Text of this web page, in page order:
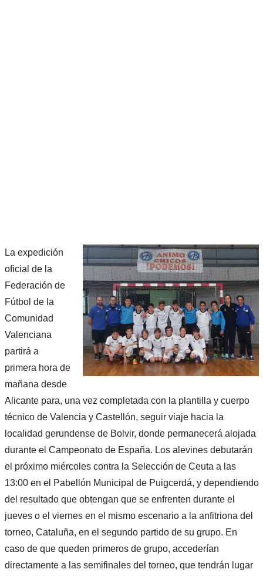
La expedición
oficial de la
Federación de
Fútbol de la
Comunidad
Valenciana
partirá a
primera hora de
mañana desde
Alicante para, una vez completada con la plantilla y cuerpo
técnico de Valencia y Castellón, seguir viaje hacia la
localidad gerundense de Bolvir, donde permanecerá alojada
durante el Campeonato de España. Los alevines debutarán
el próximo miércoles contra la Selección de Ceuta a las
13:00 en el Pabellón Municipal de Puigcerdá, y dependiendo
del resultado que obtengan que se enfrenten durante el
jueves o el viernes en el mismo escenario a la anfitriona del
torneo, Cataluña, en el segundo partido de su grupo. En
caso de que queden primeros de grupo, accederían
directamente a las semifinales del torneo, que tendrán lugar